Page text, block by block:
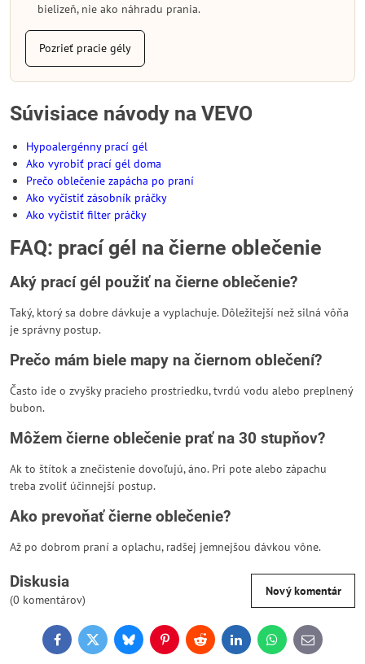
bielizeň, nie ako náhradu prania.
Pozrieť pracie gély
Súvisiace návody na VEVO
Hypoalergénny prací gél
Ako vyrobiť prací gél doma
Prečo oblečenie zapácha po praní
Ako vyčistiť zásobník práčky
Ako vyčistiť filter práčky
FAQ: prací gél na čierne oblečenie
Aký prací gél použiť na čierne oblečenie?
Taký, ktorý sa dobre dávkuje a vyplachuje. Dôležitejší než silná vôňa
je správny postup.
Prečo mám biele mapy na čiernom oblečení?
Často ide o zvyšky pracieho prostriedku, tvrdú vodu alebo preplnený
bubon.
Môžem čierne oblečenie prať na 30 stupňov?
Ak to štítok a znečistenie dovoľujú, áno. Pri pote alebo zápachu
treba zvoliť účinnejší postup.
Ako prevoňať čierne oblečenie?
Až po dobrom praní a oplachu, radšej jemnejšou dávkou vône.
Diskusia
(0 komentárov)
Nový komentár
FacebookTwitterBlueskyPinterestReddit LinkedInWhatsApp
E-
mail